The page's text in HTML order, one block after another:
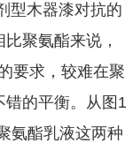
型木器漆对抗的
聚氨酯来说，
要求，较难在聚
错的平衡。从图1
氨酯乳液这两种